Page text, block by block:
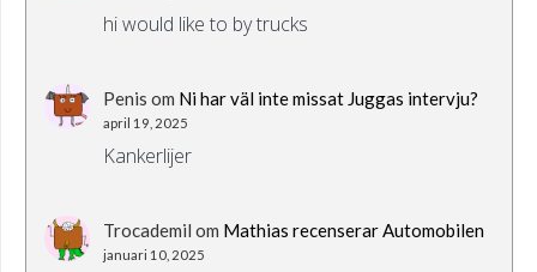
hi would like to by trucks
Penis om Ni har väl inte missat Juggas intervju?
april 19, 2025
Kankerlijer
Trocademil om Mathias recenserar Automobilen
januari 10, 2025